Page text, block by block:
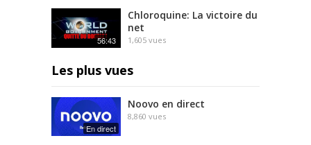
56:43
Chloroquine: La victoire du
net
1,605 vues
Les plus vues
En direct
Noovo en direct
8,860 vues